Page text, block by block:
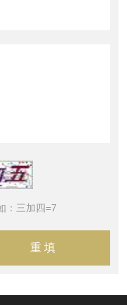
：三加四=7